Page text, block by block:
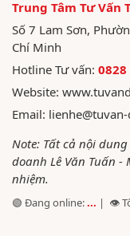
Trung Tâm Tư Vấn
Số 7 Lam Sơn,
Chí Minh
Hotline Tư vấn: 0828
Website:
Email:
Note: Tất cả nội
doanh Lê Văn Tuấn -
nhiệm.
🟢 Đang online:... | 👁️